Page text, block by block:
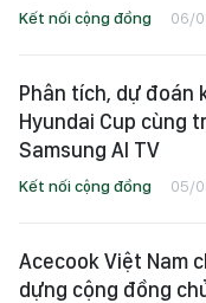
Kết nối cộng đồng 06/
Phân tích, dự đoán
Hyundai Cup cùng
Samsung AI TV
Kết nối cộng đồng 05/
Acecook Việt Nam
dựng cộng đồng